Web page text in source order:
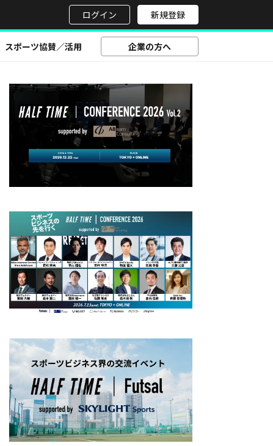
ログイン 新規登録
スポーツ協賛／活用 企業の方へ